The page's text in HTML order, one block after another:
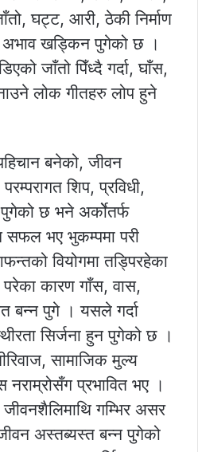
घट्ट, आरी, ठेकी निर्माण
अभाव खड्किन पुगेको छ ।
जाँतो पिँध्दै गर्दा, घाँस,
लोक गीतहरु लोप हुने
बनेको, जीवन
शिप, प्रविधी,
छ भने अर्कोेतर्फ
सफल भए भुकम्पमा परी
वियोगमा तड्पिरहेका
कारण गाँस, वास,
बन्न पुगे । यसले गर्दा
सिर्जना हुन पुगेको छ ।
सामाजिक मुल्य
नराम्रोसँग प्रभावित भए ।
गम्भिर असर
अस्तब्यस्त बन्न पुगेको